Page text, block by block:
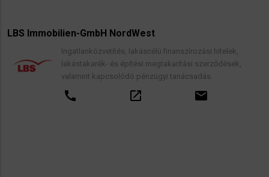
LBS Immobilien-GmbH NordWest
Ingatlanközvetítés, lakáscélú finanszírozási hitelek,
lakástakarék- és építési megtakarítási szerződések,
valamint kapcsolódó pénzügyi tanácsadás.
call open_in_new email